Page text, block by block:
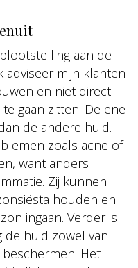
aan de
mijn klanten
en niet direct
gaan zitten. De ene
de andere huid.
zoals acne of
want anders
Zij kunnen
houden en
ingaan. Verder is
de huid zowel van
Het